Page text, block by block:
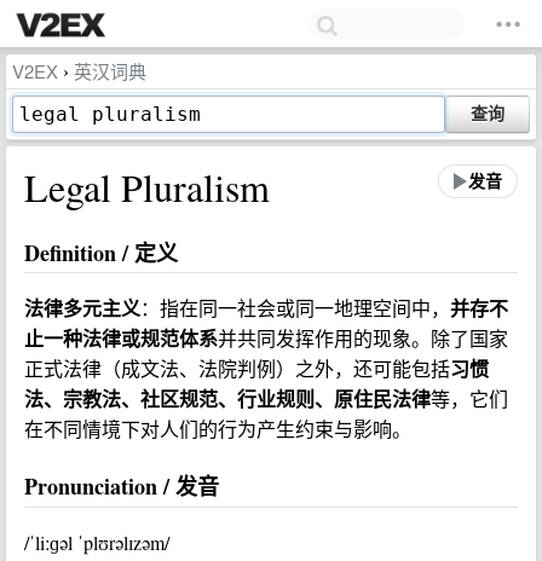
V2EX › 英汉词典
查询
Legal Pluralism 发音
Definition / 定义
法律多元主义：指在同一社会或同一地理空间中， 并存不
止一种法律或规范体系并共同发挥作用的现象。除了国家
正式法律（成文法、法院判例）之外，还可能包括习惯
法、宗教法、社区规范、行业规则、原住民法律等，它们
在不同情境下对人们的行为产生约束与影响。
Pronunciation / 发音
/ˈliːɡəl ˈplʊrəlɪzəm/